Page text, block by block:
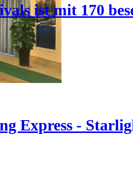
ist mit 170
Express -